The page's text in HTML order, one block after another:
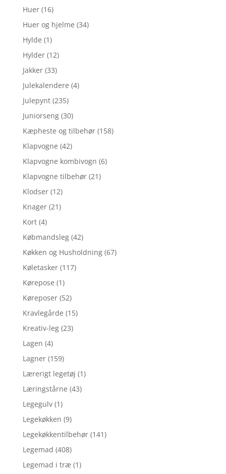
Huer (16)
Huer og hjelme (34)
Hylde (1)
Hylder (12)
Jakker (33)
Julekalendere (4)
Julepynt (235)
Juniorseng (30)
Kæpheste og tilbehør (158)
Klapvogne (42)
Klapvogne kombivogn (6)
Klapvogne tilbehør (21)
Klodser (12)
Knager (21)
Kort (4)
Købmandsleg (42)
Køkken og Husholdning (67)
Køletasker (117)
Kørepose (1)
Køreposer (52)
Kravlegårde (15)
Kreativ-leg (23)
Lagen (4)
Lagner (159)
Lærerigt legetøj (1)
Læringstårne (43)
Legegulv (1)
Legekøkken (9)
Legekøkkentilbehør (141)
Legemad (408)
Legemad i træ (1)